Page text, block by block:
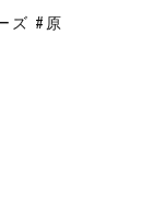
ズ #原